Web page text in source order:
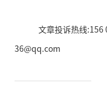
文章投诉热线
36@qq.com